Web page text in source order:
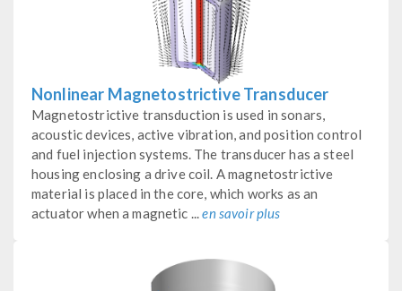
Nonlinear Magnetostrictive Transducer
Magnetostrictive transduction is used in sonars,
acoustic devices, active vibration, and position control
and fuel injection systems. The transducer has a steel
housing enclosing a drive coil. A magnetostrictive
material is placed in the core, which works as an
actuator when a magnetic ...en savoir plus